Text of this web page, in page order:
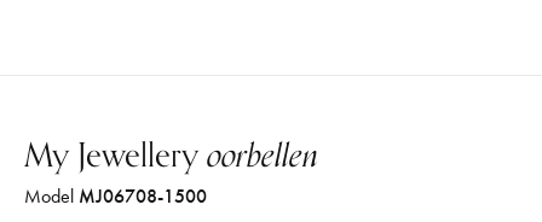
My Jewelleryoorbellen
Model MJ06708-1500